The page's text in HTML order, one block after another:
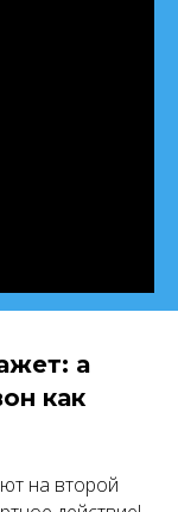
а
как
на второй